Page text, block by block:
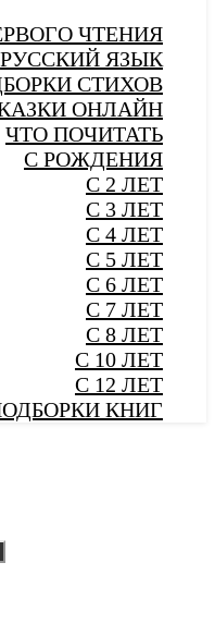
ЧТЕНИЯ
РУССКИЙ ЯЗЫК
СТИХОВ
ОНЛАЙН
ЧТО ПОЧИТАТЬ
С РОЖДЕНИЯ
С 2 ЛЕТ
С 3 ЛЕТ
С 4 ЛЕТ
С 5 ЛЕТ
С 6 ЛЕТ
С 7 ЛЕТ
С 8 ЛЕТ
С 10 ЛЕТ
С 12 ЛЕТ
КНИГ